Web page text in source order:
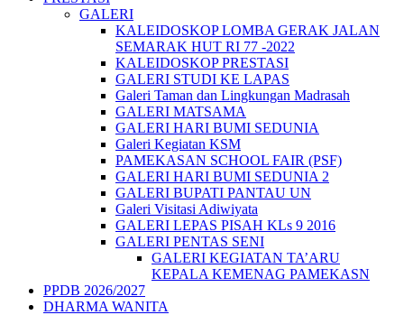
GALERI
KALEIDOSKOP LOMBA GERAK JALAN
SEMARAK HUT RI 77 -2022
KALEIDOSKOP PRESTASI
GALERI STUDI KE LAPAS
Galeri Taman dan Lingkungan Madrasah
GALERI MATSAMA
GALERI HARI BUMI SEDUNIA
Galeri Kegiatan KSM
PAMEKASAN SCHOOL FAIR (PSF)
GALERI HARI BUMI SEDUNIA 2
GALERI BUPATI PANTAU UN
Galeri Visitasi Adiwiyata
GALERI LEPAS PISAH KLs 9 2016
GALERI PENTAS SENI
GALERI KEGIATAN TA’ARU
KEPALA KEMENAG PAMEKASN
PPDB 2026/2027
DHARMA WANITA